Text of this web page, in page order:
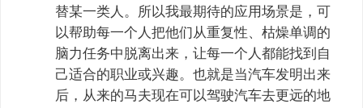
替某一类人。所以我最期待的应用场景是，可
以帮助每一个人把他们从重复性、枯燥单调的
脑力任务中脱离出来，让每一个人都能找到自
己适合的职业或兴趣。也就是当汽车发明出来
后，从来的马夫现在可以驾驶汽车去更远的地